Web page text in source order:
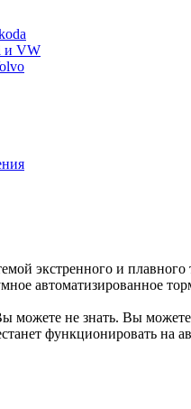
и VW
экстренного и
автоматизированное
можете не знать. Вы
функционировать на